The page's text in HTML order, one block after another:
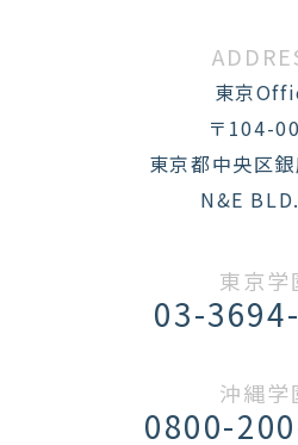
東京
〒104-
東京都中央区
N&E
東京学
03-
沖縄学
0800-